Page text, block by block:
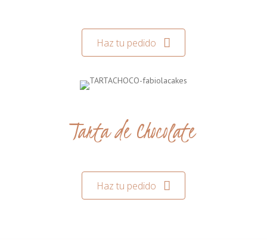
Haz tu pedido
Tarta de Chocolate
Haz tu pedido